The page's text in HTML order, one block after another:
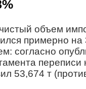
объем
примерно
согласно
переписи
53,674 т